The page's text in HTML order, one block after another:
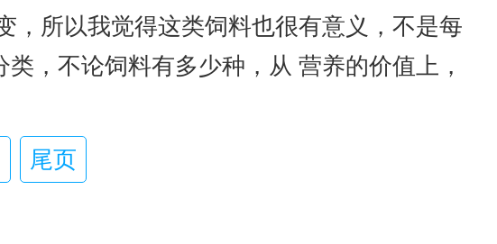
，所以我觉得这类饲料也很有意义，不是每
，不论饲料有多少种，从 营养的价值上，
尾页